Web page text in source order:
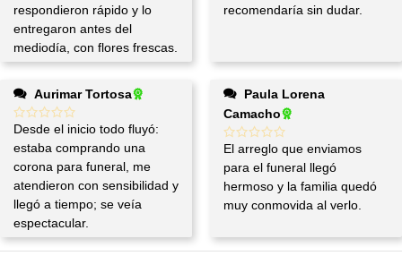
respondieron rápido y lo
entregaron antes del
mediodía, con flores frescas.
recomendaría sin dudar.
Aurimar Tortosa
Desde el inicio todo fluyó:
estaba comprando una
corona para funeral, me
atendieron con sensibilidad y
llegó a tiempo; se veía
espectacular.
Camacho
El arreglo que enviamos
para el funeral llegó
hermoso y la familia quedó
muy conmovida al verlo.